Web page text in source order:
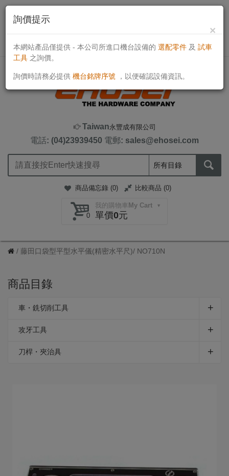
目前線上客戶：555人 TWD
Taiwan永豐成有限公司
電話: (04)23939450 電郵: sales@ehosei.com
商品備忘錄 (0) 比較商品 (0)
我的購物車My Cart
0
單價0元
藤田口袋型平型水平儀(精密水平尺)/ NO710N
商品目錄
車・銑切削工具
攻牙工具
刀桿・夾治具
詢價提示
×
本網站產品僅提供 - 本公司所進口機台設備的 選配零件 及 試車
工具 之詢價。
詢價時請務必提供 機台銘牌序號 ，以便確認設備資訊。